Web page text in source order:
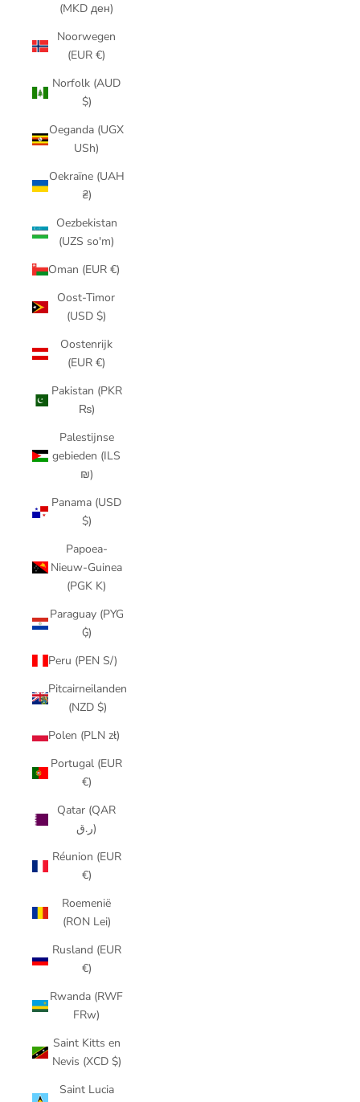
(MKD ден)
Noorwegen
(EUR €)
Norfolk (AUD
$)
Oeganda (UGX
USh)
Oekraïne (UAH
₴)
Oezbekistan
(UZS so'm)
Oman (EUR €)
Oost-Timor
(USD $)
Oostenrijk
(EUR €)
Pakistan (PKR
₨)
Palestijnse
gebieden (ILS
₪)
Panama (USD
$)
Papoea-
Nieuw-Guinea
(PGK K)
Paraguay (PYG
₲)
Peru (PEN S/)
Pitcairneilanden
(NZD $)
Polen (PLN zł)
Portugal (EUR
€)
Qatar (QAR
ر.ق)
Réunion (EUR
€)
Roemenië
(RON Lei)
Rusland (EUR
€)
Rwanda (RWF
FRw)
Saint Kitts en
Nevis (XCD $)
Saint Lucia